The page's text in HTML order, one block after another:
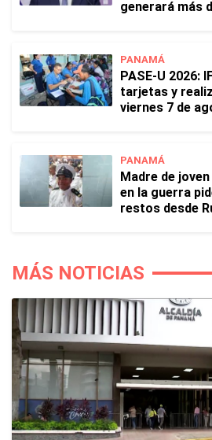
generará más
PANAMÁ
PASE-U 2026:
tarjetas y
viernes 7 de
PANAMÁ
Madre de
en la guerra
restos desde
MÁS NOTICIAS